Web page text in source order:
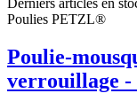
Derniers articles en
Poulies PETZL®
Poulie-
verrouillage